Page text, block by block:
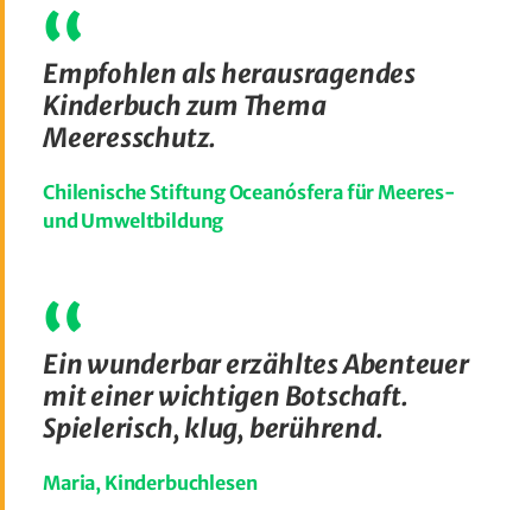
Empfohlen als herausragendes
Kinderbuch zum Thema
Meeresschutz.
Chilenische Stiftung Oceanósfera für Meeres-
und Umweltbildung
Ein wunderbar erzähltes Abenteuer
mit einer wichtigen Botschaft.
Spielerisch, klug, berührend.
Maria, Kinderbuchlesen